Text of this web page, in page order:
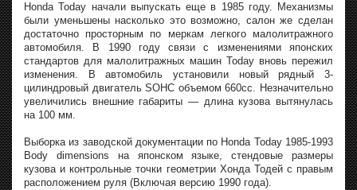
Honda Today начали выпускать еще в 1985 году. Механизмы
были уменьшены насколько это возможно, салон же сделан
достаточно просторным по меркам легкого малолитражного
автомобиля. В 1990 году связи с изменениями японских
стандартов для малолитражных машин Today вновь пережил
изменения. В автомобиль установили новый рядный 3-
цилиндровый двигатель SOHC объемом 660сс. Незначительно
увеличились внешние габариты — длина кузова вытянулась
на 100 мм.
Выборка из заводской документации по Honda Today 1985-1993
Body dimensions на японском языке, стендовые размеры
кузова и контрольные точки геометрии Хонда Тодей с правым
расположением руля (Включая версию 1990 года).